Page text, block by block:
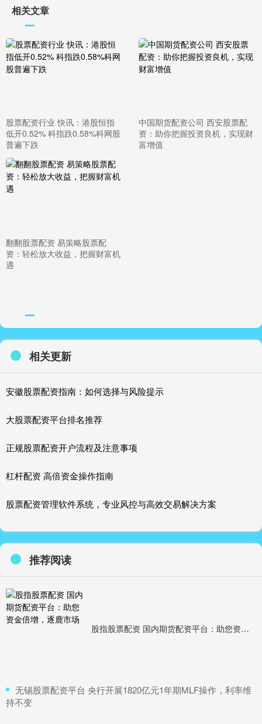
相关文章
股票配资行业 快讯：港股恒指
低开0.52% 科指跌0.58%科网股
普遍下跌
中国期货配资公司 西安股票配
资：助你把握投资良机，实现财
富增值
翻翻股票配资 易策略股票配
资：轻松放大收益，把握财富机
遇
相关更新
安徽股票配资指南：如何选择与风险提示
大股票配资平台排名推荐
正规股票配资开户流程及注意事项
杠杆配资 高倍资金操作指南
股票配资管理软件系统，专业风控与高效交易解决方案
推荐阅读
股指股票配资 国内期货配资平台：助您资金倍增，逐鹿市场
​无锡股票配资平台 央行开展1820亿元1年期MLF操作，利率维
持不变